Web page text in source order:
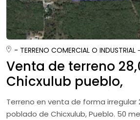
- TERRENO COMERCIAL O INDUSTRIAL
Venta de terreno
Chicxulub pueblo,
Progreso,Yucatán
Terreno en venta de forma irregular
poblado de Chicxulub, Pueblo. 50